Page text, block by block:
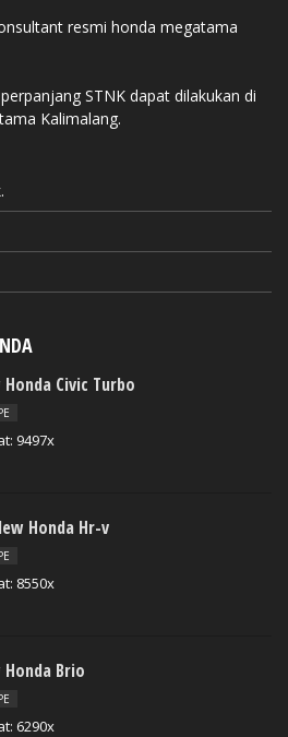
resmi honda megatama
STNK dapat dilakukan di
Kalimalang.
Honda Civic Turbo
9497x
Honda Hr-v
8550x
Honda Brio
6290x